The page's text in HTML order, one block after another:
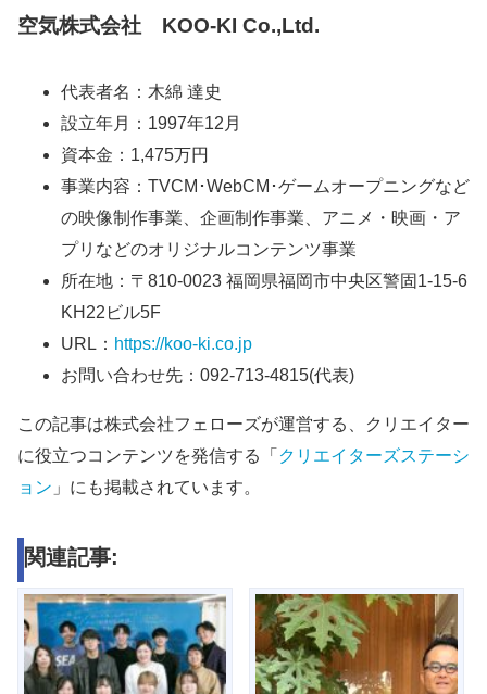
空気株式会社 KOO-KI Co.,Ltd.
代表者名：木綿 達史
設立年月：1997年12月
資本金：1,475万円
事業内容：TVCM･WebCM･ゲームオープニングなど
の映像制作事業、企画制作事業、アニメ・映画・ア
プリなどのオリジナルコンテンツ事業
所在地：〒810-0023 福岡県福岡市中央区警固1-15-6
KH22ビル5F
URL： https://koo-ki.co.jp
お問い合わせ先：092-713-4815(代表)
この記事は株式会社フェローズが運営する、クリエイター
に役立つコンテンツを発信する「 クリエイターズステーシ
ョン 」にも掲載されています。
関連記事: